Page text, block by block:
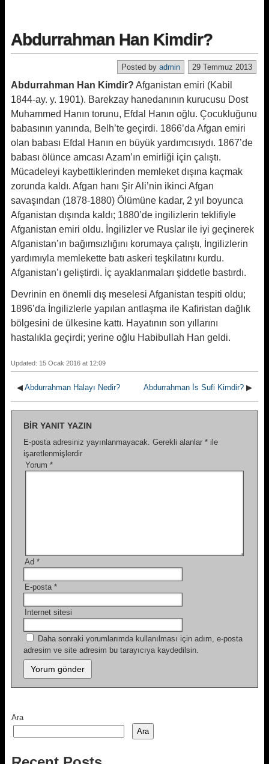
Abdurrahman Han Kimdir?
29 Temmuz 2013
Posted by admin
Abdurrahman Han Kimdir? Afganistan emiri (Kabil
1844-ay. y. 1901). Barekzay hanedanının kurucusu Dost
Muhammed Hanın torunu, Efdal Hanın oğlu. Çocukluğunu
babasının yanında, Belh’te geçirdi. 1866’da Afgan emiri
olan babası Efdal Hanın en büyük yardımcısıydı. 1867’de
babası ölünce amcası Azam’ın emirliği için çalıştı.
Mücadeleyi kaybettiklerinden memleket dışına kaçmak
zorunda kaldı. Afgan hanı Şir Ali’nin ikinci Afgan
savaşından (1878-1880) Ölümüne kadar, 2 yıl boyunca
Afganistan dışında kaldı; 1880’de ingilizlerin teklifiyle
Afganistan emiri oldu. İngilizler ve Ruslar ile iyi geçinerek
Afganistan’ın bağımsızlığını korumaya çalıştı, İngilizlerin
yardımıyla memlekette batı askeri teşkilatını kurdu.
Afganistan’ı geliştirdi. İç ayaklanmaları şiddetle bastırdı.
Devrinin en önemli dış meselesi Afganistan tespiti oldu;
1896’da İngilizlerle yapılan antlaşma ile Kafiristan dağlık
bölgesini de ülkesine kattı. Hayatının son yıllarını
hastalıkla geçirdi; yerine oğlu Habibullah Han geldi.
Updated: 15 Ocak 2016 at 12:09
◀ Abdurrahman Halayı Nedir? Abdurrahman İs Sufi Kimdir? ▶
BIR YANIT YAZIN
E-posta adresiniz yayınlanmayacak. Gerekli alanlar * ile
işaretlenmişlerdir
Yorum *
Ad *
E-posta *
İnternet sitesi
Daha sonraki yorumlarımda kullanılması için adım, e-posta
adresim ve site adresim bu tarayıcıya kaydedilsin.
Ara
Ara